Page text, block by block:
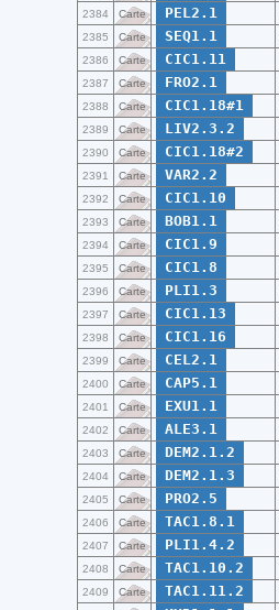
2384 Carte PEL2.1
2385 Carte SEQ1.1
2386 Carte CIC1.11
2387 Carte FRO2.1
2388 Carte CIC1.18#1
2389 Carte LIV2.3.2
2390 Carte CIC1.18#2
2391 Carte VAR2.2
2392 Carte CIC1.10
2393 Carte BOB1.1
2394 Carte CIC1.9
2395 Carte CIC1.8
2396 Carte PLI1.3
2397 Carte CIC1.13
2398 Carte CIC1.16
2399 Carte CEL2.1
2400 Carte CAP5.1
2401 Carte EXU1.1
2402 Carte ALE3.1
2403 Carte DEM2.1.2
2404 Carte DEM2.1.3
2405 Carte PRO2.5
2406 Carte TAC1.8.1
2407 Carte PLI1.4.2
2408 Carte TAC1.10.2
2409 Carte TAC1.11.2